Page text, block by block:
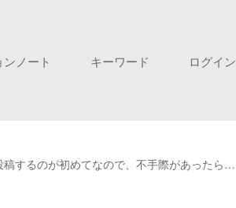
ノート キーワード ログイン
稿するのが初めてなので、不手際があったら…